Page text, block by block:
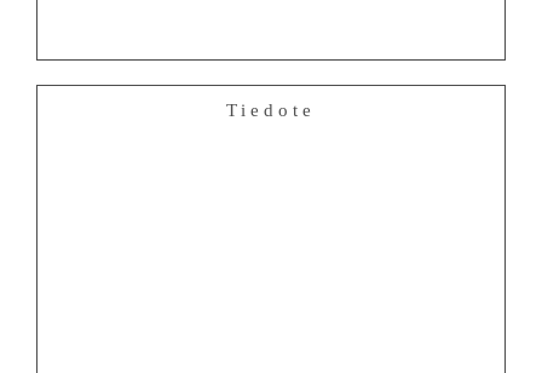
Tiedote